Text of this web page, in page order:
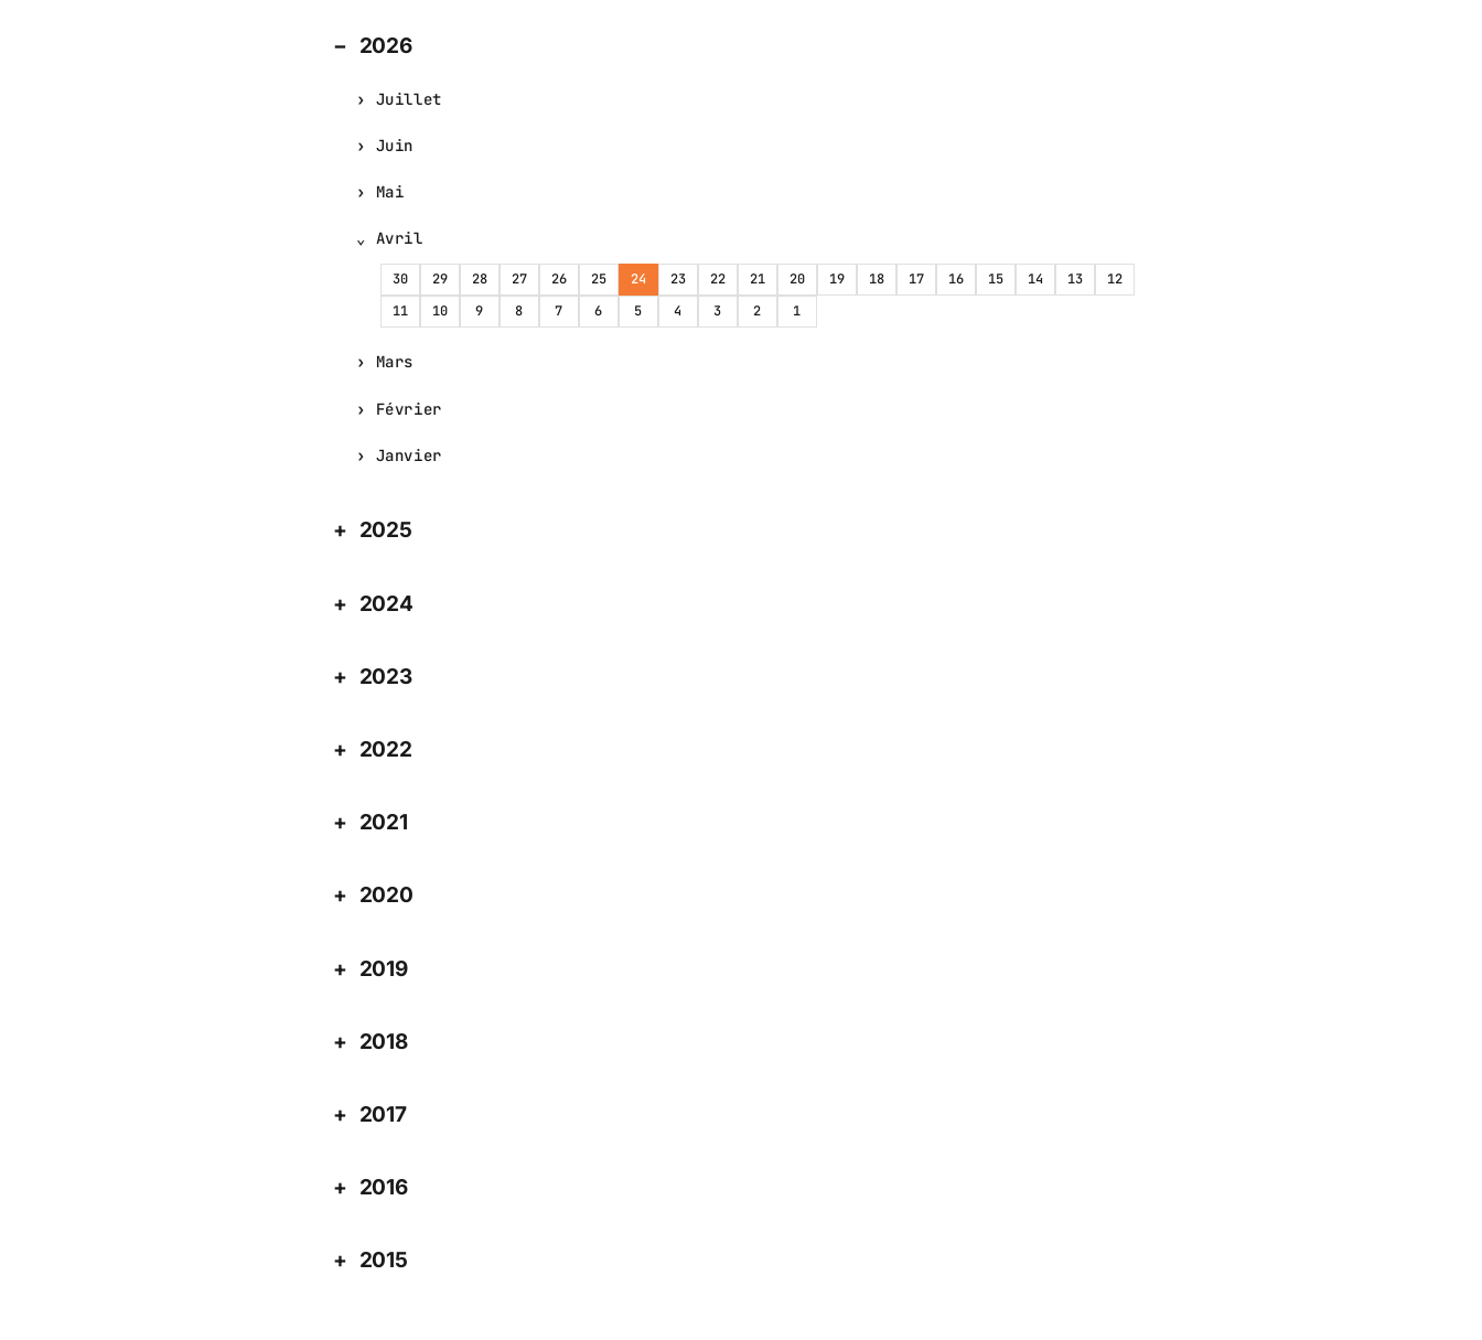
2026
Juillet
Juin
Mai
Avril
30 29 28 27 26 25 24 23 22 21 20 19 18 17 16 15 14 13
12
11
10 9 8 7 6 5 4 3 2 1
Mars
Février
Janvier
2025
2024
2023
2022
2021
2020
2019
2018
2017
2016
2015